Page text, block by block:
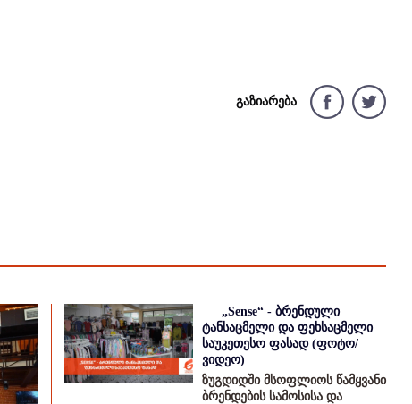
გაზიარება
„Sense“ - ბრენდული
ტანსაცმელი და ფეხსაცმელი
საუკეთესო ფასად (ფოტო/
ვიდეო)
ზუგდიდში მსოფლიოს წამყვანი
ბრენდების სამოსისა და